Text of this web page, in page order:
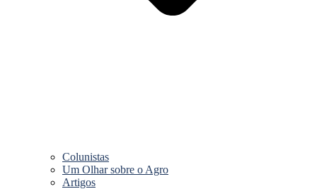
Colunistas
Um Olhar sobre o Agro
Artigos